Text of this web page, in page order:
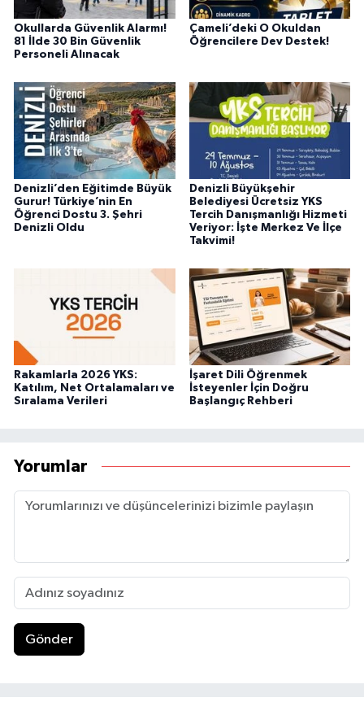
Okullarda Güvenlik Alarmı!
81 İlde 30 Bin Güvenlik
Personeli Alınacak
Çameli’deki O Okuldan
Öğrencilere Dev Destek!
Denizli’den Eğitimde Büyük
Gurur! Türkiye’nin En
Öğrenci Dostu 3. Şehri
Denizli Oldu
Denizli Büyükşehir
Belediyesi Ücretsiz YKS
Tercih Danışmanlığı Hizmeti
Veriyor: İşte Merkez Ve İlçe
Takvimi!
Rakamlarla 2026 YKS:
Katılım, Net Ortalamaları ve
Sıralama Verileri
İşaret Dili Öğrenmek
İsteyenler İçin Doğru
Başlangıç Rehberi
Yorumlar
Gönder